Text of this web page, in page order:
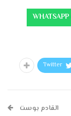
Twitter
القادم بوست